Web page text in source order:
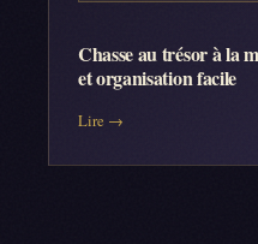
Chasse au trésor à la
et organisation facile
Lire →